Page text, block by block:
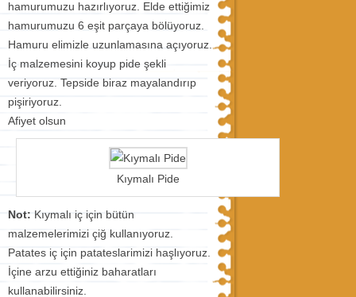
hamurumuzu hazırlıyoruz. Elde ettiğimiz
hamurumuzu 6 eşit parçaya bölüyoruz.
Hamuru elimizle uzunlamasına açıyoruz.
İç malzemesini koyup pide şekli
veriyoruz. Tepside biraz mayalandırıp
pişiriyoruz.
Afiyet olsun
Kıymalı Pide
Not: Kıymalı iç için bütün
malzemelerimizi çiğ kullanıyoruz.
Patates iç için patateslarimizi haşlıyoruz.
İçine arzu ettiğiniz baharatları
kullanabilirsiniz.